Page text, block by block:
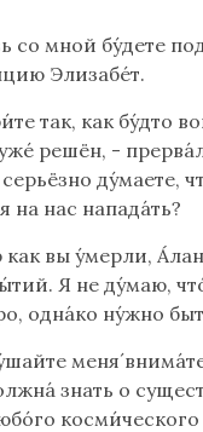
со мной бу́дете
Элизабе́т.
так, как бу́дто
решён, -
ду́маете,
на нас напада́ть?
как вы у́мерли,
Я не ду́маю,
одна́ко ну́жно
меня́
знать о